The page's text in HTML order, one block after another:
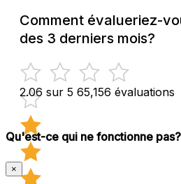
Comment évalueriez-
des 3 derniers mois?
2.06 sur 5 65,156 évaluations
Qu'est-ce qui ne fonctionne pas?
×